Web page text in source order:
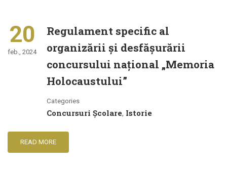
20
feb., 2024
Regulament specific al
organizării și desfășurării
concursului naţional „Memoria
Holocaustului”
Categories
Concursuri Școlare, Istorie
READ MORE